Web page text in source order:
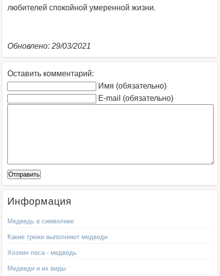
любителей спокойной умеренной жизни.
Обновлено: 29/03/2021
Оставить комментарий:
Имя (обязательно)
E-mail (обязательно)
Информация
Медведь в символике
Какие трюки выполняют медведи
Хозяин леса - медведь
Медведи и их виды